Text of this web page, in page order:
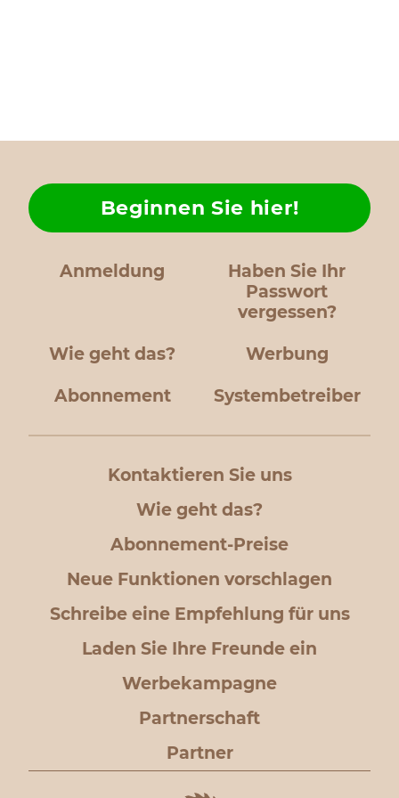
Anmeldung
Haben Sie Ihr
Passwort
vergessen?
Wie geht das?
Beginnen Sie hier!
Werbung
Abonnement Systembetreiber
Kontaktieren Sie uns
Wie geht das?
Abonnement-Preise
Neue Funktionen vorschlagen
Schreibe eine Empfehlung für uns
Laden Sie Ihre Freunde ein
Werbekampagne
Partnerschaft
Partner